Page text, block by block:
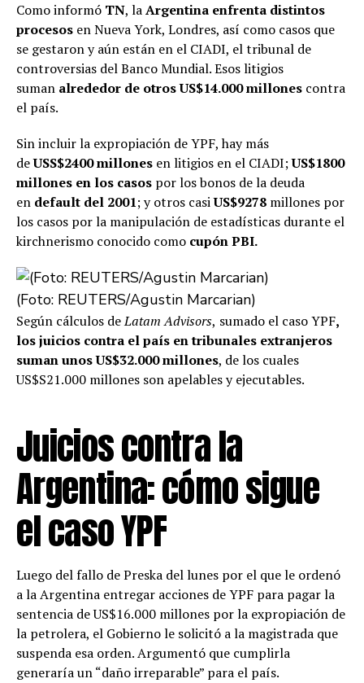
Como informó TN, laArgentina enfrenta distintos
procesos en Nueva York, Londres, así como casos que
se gestaron y aún están en el CIADI, el tribunal de
controversias del Banco Mundial. Esos litigios
suman alrededor de otros US$14.000 millones contra
el país.
Sin incluir la expropiación de YPF, hay más
deUSS$2400 millones en litigios en el CIADI;US$1800
millones en los casos por los bonos de la deuda
en default del 2001; y otros casiUS$9278 millones por
los casos por la manipulación de estadísticas durante el
kirchnerismo conocido como cupón PBI.
(Foto: REUTERS/Agustin Marcarian)
Según cálculos deLatam Advisors, sumado el caso YPF,
los juicios contra el país en tribunales extranjeros
suman unos US$32.000 millones, de los cuales
US$S21.000 millones son apelables y ejecutables.
Juicios contra la
Argentina: cómo sigue
el caso YPF
Luego del fallo de Preska del lunes por el que le ordenó
a la Argentina entregar acciones de YPF para pagar la
sentencia de US$16.000 millones por la expropiación de
la petrolera, el Gobierno le solicitó a la magistrada que
suspenda esa orden. Argumentó que cumplirla
generaría un “daño irreparable” para el país.